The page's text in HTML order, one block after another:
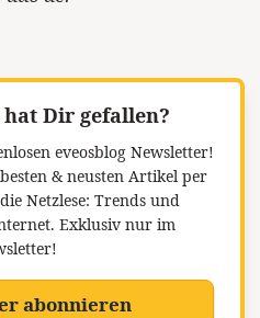
Dir gefallen?
eveosblog Newsletter!
& neusten Artikel per
Netzlese: Trends und
Exklusiv nur im
abonnieren